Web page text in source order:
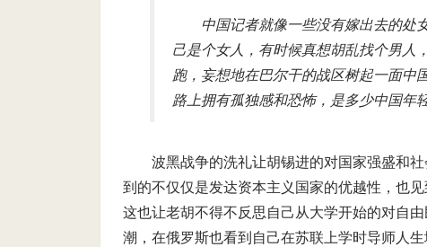
中国记者就像一些没有嫁出去的处
己是个女人，有时候真想胡乱找个男人
跑，妄想地在巴尔干的战区树起一面
路上拥有孤独感和恐怖，是多少中国年
波黑战争的洗礼让胡锡进的对国家强盛和
到的不仅仅是发达资本主义国家的优越性，也
这也让老胡不得不反思自己从大学开始的对自
潮，在俄罗斯也看到自己在苏联上学时导师人